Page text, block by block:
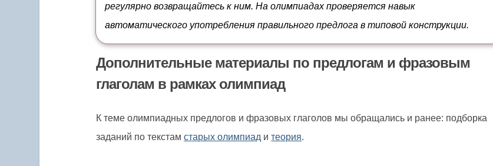
регулярно возвращайтесь к ним. На олимпиадах проверяется навык
автоматического употребления правильного предлога в типовой конструкции.
Дополнительные материалы по предлогам и фразовым
глаголам в рамках олимпиад
К теме олимпиадных предлогов и фразовых глаголов мы обращались и ранее: подборка
заданий по текстамстарых олимпиад итеория.